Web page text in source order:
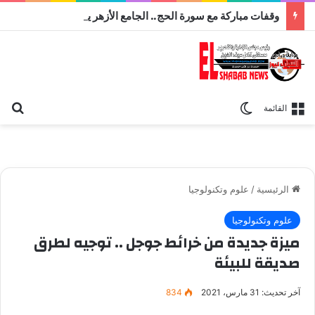
القائمة
الرئيسية / علوم وتكنولوجيا
علوم وتكنولوجيا
ميزة جديدة من خرائط جوجل .. توجيه لطرق
صديقة للبيئة
آخر تحديث: 31 مارس، 2021 834